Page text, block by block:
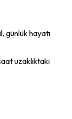
günlük hayatı
uzaklıktaki